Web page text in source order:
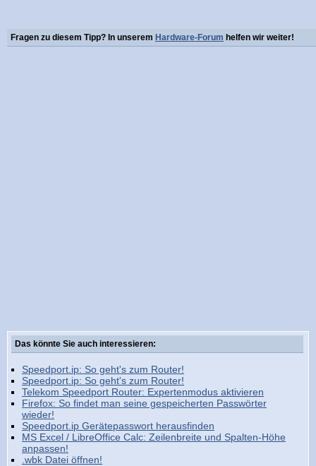
Fragen zu diesem Tipp? In unserem Hardware-Forum helfen wir weiter!
Das könnte Sie auch interessieren:
Speedport.ip: So geht's zum Router!
Speedport.ip: So geht's zum Router!
Telekom Speedport Router: Expertenmodus aktivieren
Firefox: So findet man seine gespeicherten Passwörter
wieder!
Speedport.ip Gerätepasswort herausfinden
MS Excel / LibreOffice Calc: Zeilenbreite und Spalten-Höhe
anpassen!
.wbk Datei öffnen!